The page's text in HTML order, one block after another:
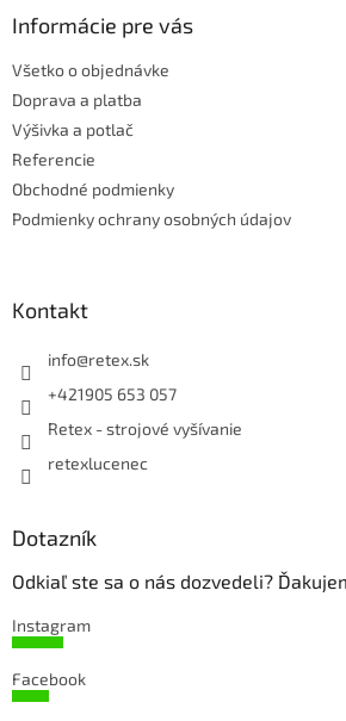
Informácie pre vás
Všetko o objednávke
Doprava a platba
Výšivka a potlač
Referencie
Obchodné podmienky
Podmienky ochrany osobných údajov
Kontakt
info@retex.sk
+421905 653 057
Retex - strojové vyšívanie
retexlucenec
Dotazník
Odkiaľ ste sa o nás dozvedeli?
Instagram
Facebook